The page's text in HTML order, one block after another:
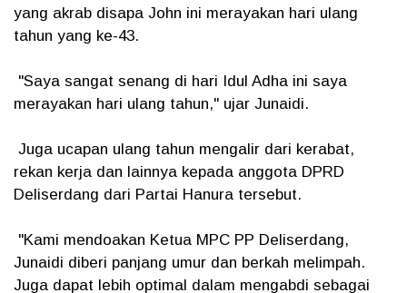
yang akrab disapa John ini merayakan hari ulang
tahun yang ke-43.
"Saya sangat senang di hari Idul Adha ini saya
merayakan hari ulang tahun," ujar Junaidi.
Juga ucapan ulang tahun mengalir dari kerabat,
rekan kerja dan lainnya kepada anggota DPRD
Deliserdang dari Partai Hanura tersebut.
"Kami mendoakan Ketua MPC PP Deliserdang,
Junaidi diberi panjang umur dan berkah melimpah.
Juga dapat lebih optimal dalam mengabdi sebagai